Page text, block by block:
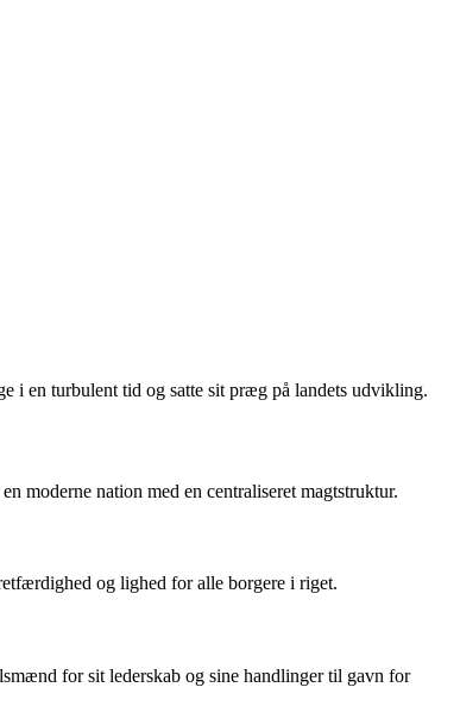
i en turbulent tid og satte sit præg på landets udvikling.
moderne nation med en centraliseret magtstruktur.
og lighed for alle borgere i riget.
for sit lederskab og sine handlinger til gavn for